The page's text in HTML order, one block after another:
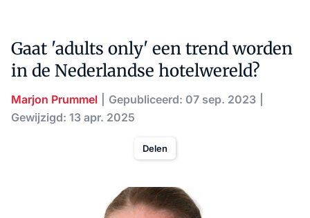
Gaat 'adults only' een trend worden
in de Nederlandse hotelwereld?
Marjon Prummel
Gepubliceerd: 07 sep. 2023
Gewijzigd: 13 apr. 2025
Delen